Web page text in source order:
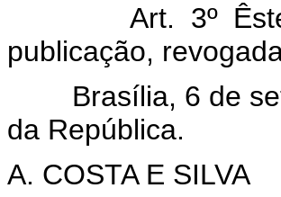
Art. 3º
publicação,
Brasília, 6 de
da República.
A. COSTA E SILVA